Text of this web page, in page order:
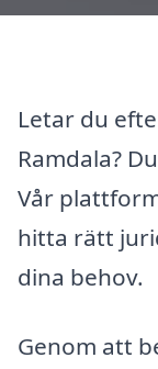
Letar du
Ramdala?
Vår
hitta rätt
dina behov.
Genom att